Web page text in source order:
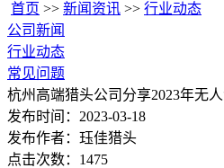
首页 >> 新闻资讯 >> 行业动态
公司新闻
行业动态
常见问题
杭州高端猎头公司分享2023年无
发布时间：2023-03-18
发布作者：珏佳猎头
点击次数：1475